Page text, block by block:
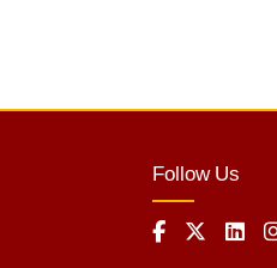
Follow Us